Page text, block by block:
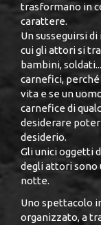
trasformano in
carattere.
Un susseguirsi
cui gli attori si
bambini,
carnefici,
vita e se un
carnefice di
desiderare
desiderio.
Gli unici oggetti
degli attori sono
notte.
Uno spettacolo
organizzato, a